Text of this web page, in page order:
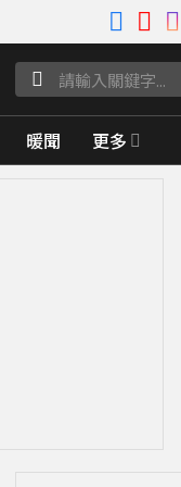
暖聞 更多